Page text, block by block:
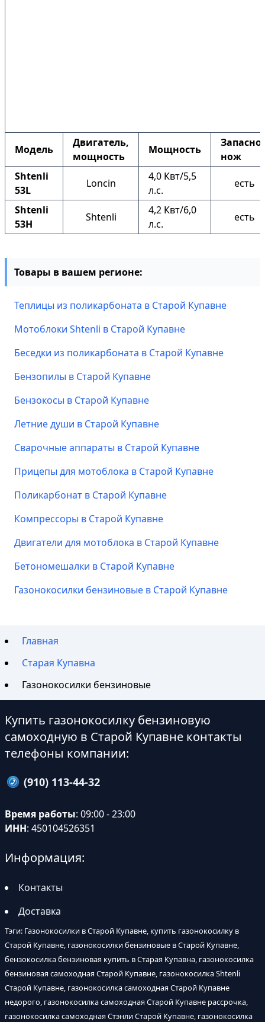
Модель
Двигатель,
мощность
Мощность
нож
Shtenli
53L
Loncin
4,0 Квт/5,5
л.с.
есть
Shtenli
53H
Shtenli
4,2 Квт/6,0
л.с.
есть
Товары в вашем регионе:
Теплицы из поликарбоната в Старой Купавне
Мотоблоки Shtenli в Старой Купавне
Беседки из поликарбоната в Старой Купавне
Бензопилы в Старой Купавне
Бензокосы в Старой Купавне
Летние души в Старой Купавне
Сварочные аппараты в Старой Купавне
Прицепы для мотоблока в Старой Купавне
Поликарбонат в Старой Купавне
Компрессоры в Старой Купавне
Двигатели для мотоблока в Старой Купавне
Бетономешалки в Старой Купавне
Газонокосилки бензиновые в Старой Купавне
Главная
Старая Купавна
Газонокосилки бензиновые
Купить газонокосилку бензиновую
самоходную в Старой Купавне контакты
телефоны компании:
(910) 113-44-32
Время работы: 09:00 - 23:00
ИНН: 450104526351
Информация:
Контакты
Доставка
Тэги: Газонокосилки в Старой Купавне, купить газонокосилку в
Старой Купавне, газонокосилки бензиновые в Старой Купавне,
бензокосилка бензиновая купить в Старая Купавна, газонокосилка
бензиновая самоходная Старой Купавне, газонокосилка Shtenli
Старой Купавне, газонокосилка самоходная Старой Купавне
недорого, газонокосилка самоходная Старой Купавне рассрочка,
газонокосилка самоходная Стэнли Старой Купавне, газонокосилка